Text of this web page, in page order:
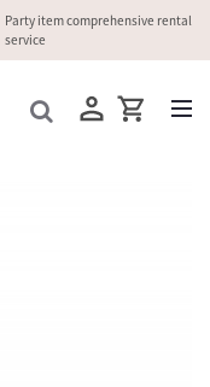
Party item comprehensive rental
service